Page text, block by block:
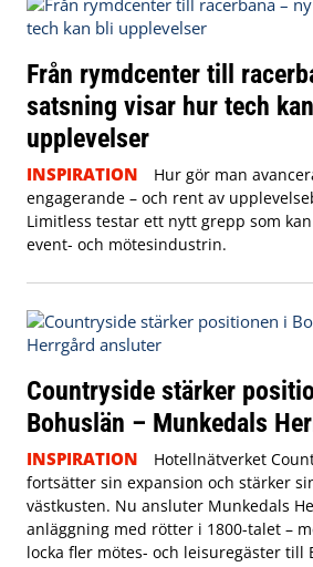
Från rymdcenter till
satsning visar hur tech
upplevelser
INSPIRATION
Hur gör man
engagerande – och rent av
Limitless testar ett nytt grepp som
event- och mötesindustrin.
Countryside stärker
Bohuslän – Munkedals
INSPIRATION
Hotellnätverket
fortsätter sin expansion och stärker
västkusten. Nu ansluter Munkedals
anläggning med rötter i 1800-talet –
locka fler mötes- och leisuregäster till